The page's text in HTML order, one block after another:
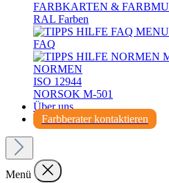
FARBKARTEN &
RAL Farben
FAQ
NORMEN
ISO 12944
NORSOK M-501
Über uns
Farbberater kontaktieren
Menü